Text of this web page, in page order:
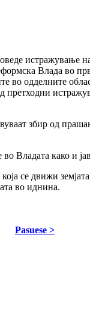
истражување
Влада во
во одделните
збир од
Владата како и
се движи
во иднина.
Pasuese >